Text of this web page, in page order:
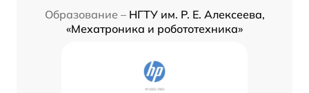
Образование – НГТУ им. Р. Е. Алексеева,
«Мехатроника и робототехника»